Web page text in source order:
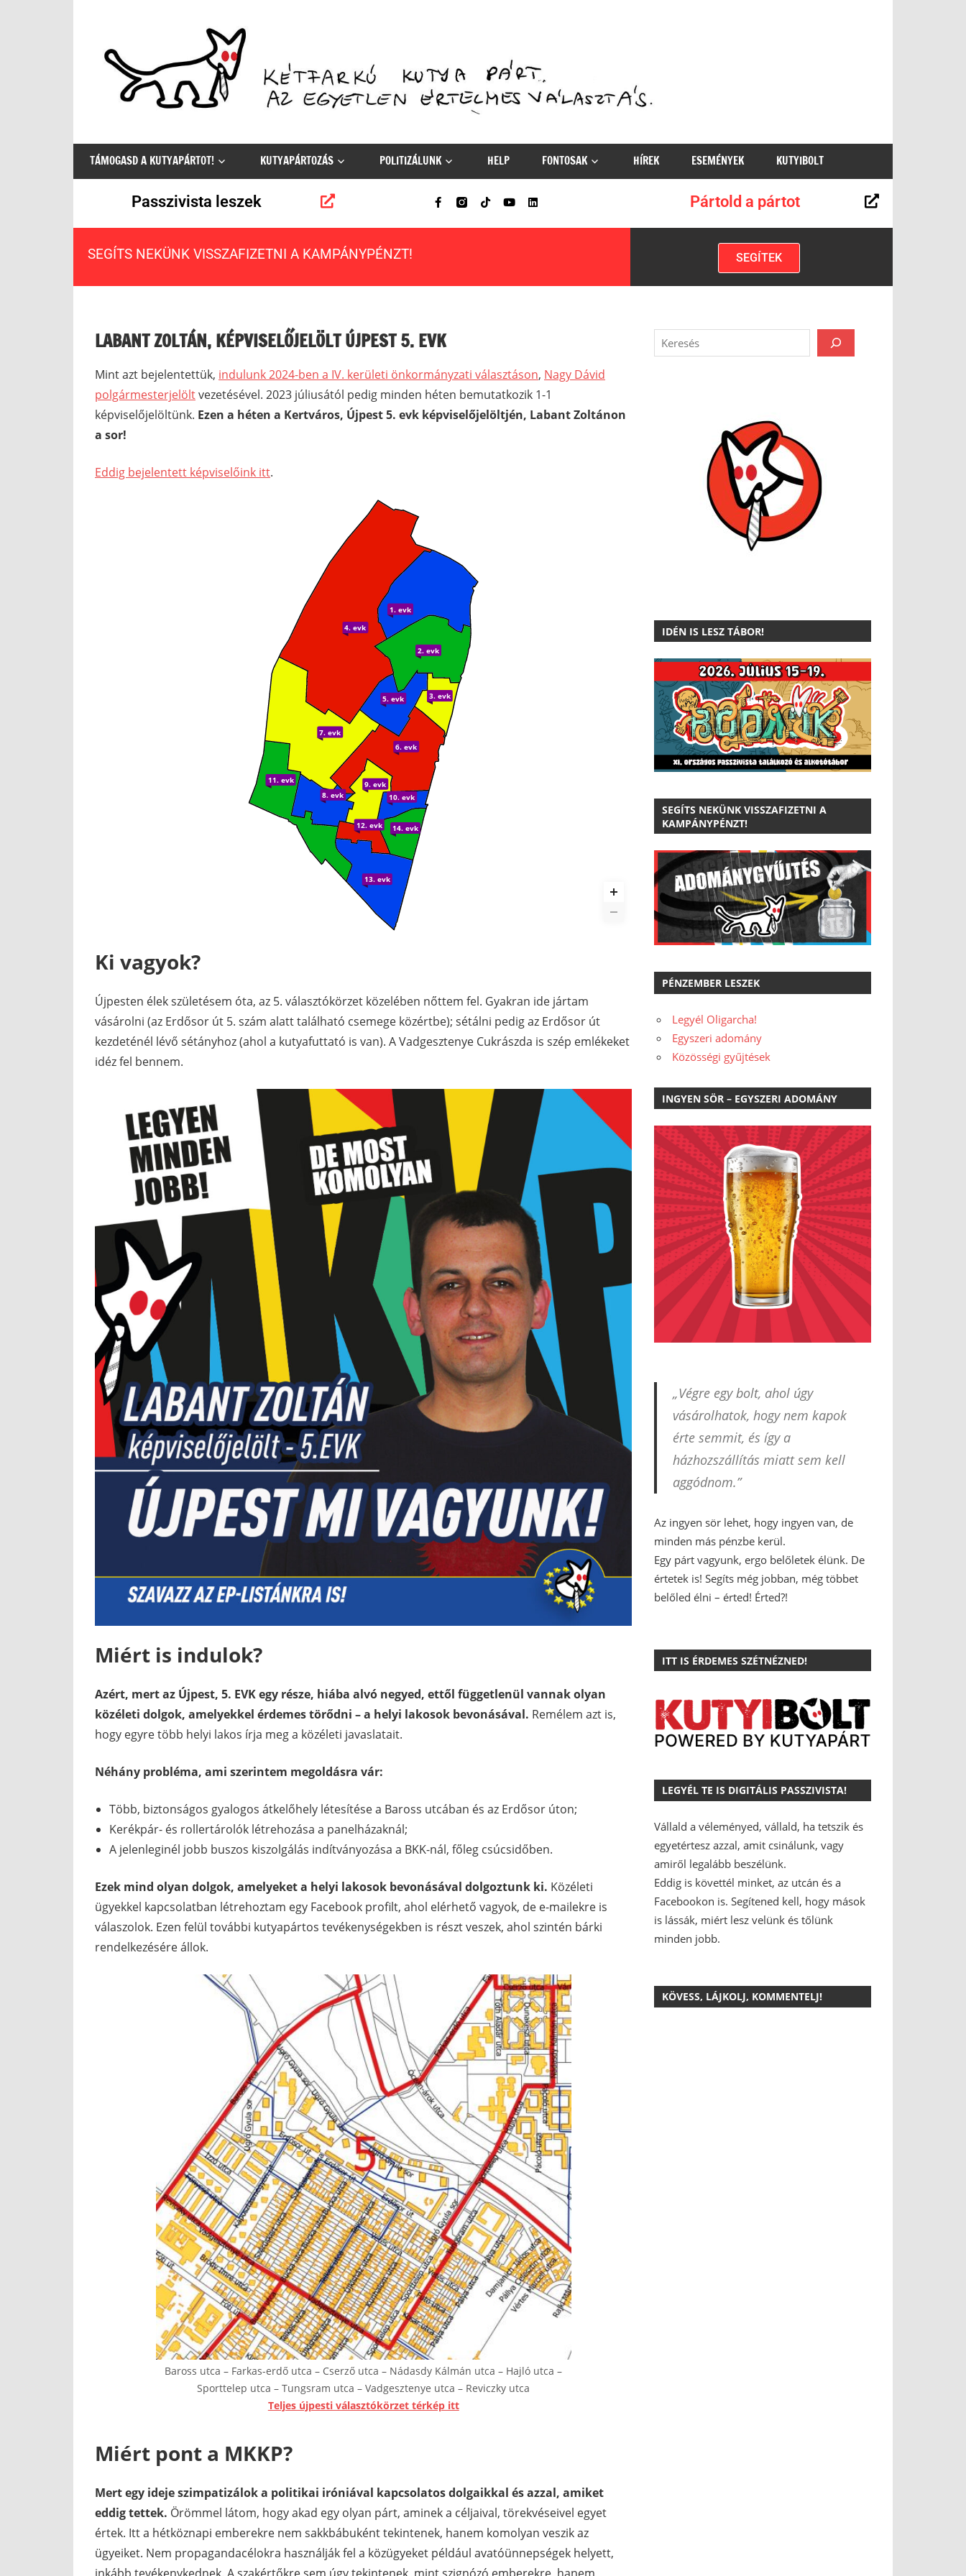
egyetlen
értelmes
választás
TÁMOGASD A KUTYAPÁRTOT! KUTYAPÁRTOZÁS POLITIZÁLUNK HELP FONTOSAK HÍREK ESEMÉNYEK KUTYIBOLT
Passzivista leszek Pártold a pártot
SEGÍTS NEKÜNK VISSZAFIZETNI A KAMPÁNYPÉNZT! SEGÍTEK
LABANT ZOLTÁN, KÉPVISELŐJELÖLT ÚJPEST 5. EVK
Mint azt bejelentettük, indulunk 2024-ben a IV. kerületi önkormányzati választáson, Nagy Dávid
polgármesterjelöltvezetésével. 2023 júliusától pedig minden héten bemutatkozik 1-1
képviselőjelöltünk. Ezen a héten a Kertváros, Újpest 5. evk képviselőjelöltjén, Labant Zoltánon
a sor!
Eddig bejelentett képviselőink itt.
4. evk
1. evk
2. evk
7. evk
5. evk 3. evk
6. evk
9. evk
11. evk
8. evk
10. evk
12. evk 14. evk
13. evk
Ki vagyok?
Újpesten élek születésem óta, az 5. választókörzet közelében nőttem fel. Gyakran ide jártam
vásárolni (az Erdősor út 5. szám alatt található csemege közértbe); sétálni pedig az Erdősor út
kezdeténél lévő sétányhoz (ahol a kutyafuttató is van). A Vadgesztenye Cukrászda is szép emlékeket
idéz fel bennem.
Miért is indulok?
Azért, mert az Újpest, 5. EVK egy része, hiába alvó negyed, ettől függetlenül vannak olyan
közéleti dolgok, amelyekkel érdemes törődni – a helyi lakosok bevonásával. Remélem azt is,
hogy egyre több helyi lakos írja meg a közéleti javaslatait.
Néhány probléma, ami szerintem megoldásra vár:
Több, biztonságos gyalogos átkelőhely létesítése a Baross utcában és az Erdősor úton;
Kerékpár- és rollertárolók létrehozása a panelházaknál;
A jelenleginél jobb buszos kiszolgálás indítványozása a BKK-nál, főleg csúcsidőben.
Ezek mind olyan dolgok, amelyeket a helyi lakosok bevonásával dolgoztunk ki. Közéleti
ügyekkel kapcsolatban létrehoztam egy Facebook profilt, ahol elérhető vagyok, de e-mailekre is
válaszolok. Ezen felül további kutyapártos tevékenységekben is részt veszek, ahol szintén bárki
rendelkezésére állok.
Baross utca – Farkas-erdő utca – Cserző utca – Nádasdy Kálmán utca – Hajló utca –
Sporttelep utca – Tungsram utca – Vadgesztenye utca – Reviczky utca
Teljes újpesti választókörzet térkép itt
Miért pont a MKKP?
Mert egy ideje szimpatizálok a politikai iróniával kapcsolatos dolgaikkal és azzal, amiket
eddig tettek. Örömmel látom, hogy akad egy olyan párt, aminek a céljaival, törekvéseivel egyet
értek. Itt a hétköznapi emberekre nem sakkbábuként tekintenek, hanem komolyan veszik az
ügyeiket. Nem propagandacélokra használják fel a közügyeket például avatóünnepségek helyett,
IDÉN IS LESZ TÁBOR!
SEGÍTS NEKÜNK VISSZAFIZETNI A
KAMPÁNYPÉNZT!
PÉNZEMBER LESZEK
Legyél Oligarcha!
Egyszeri adomány
Közösségi gyűjtések
INGYEN SÖR – EGYSZERI ADOMÁNY
„Végre egy bolt, ahol úgy
vásárolhatok, hogy nem kapok
érte semmit, és így a
házhozszállítás miatt sem kell
aggódnom.”
Az ingyen sör lehet, hogy ingyen van, de
minden más pénzbe kerül.
Egy párt vagyunk, ergo belőletek élünk. De
értetek is! Segíts még jobban, még többet
belőled élni – érted! Érted?!
ITT IS ÉRDEMES SZÉTNÉZNED!
LEGYÉL TE IS DIGITÁLIS PASSZIVISTA!
Vállald a véleményed, vállald, ha tetszik és
egyetértesz azzal, amit csinálunk, vagy
amiről legalább beszélünk.
Eddig is követtél minket, az utcán és a
Facebookon is. Segítened kell, hogy mások
is lássák, miért lesz velünk és tőlünk
minden jobb.
KÖVESS, LÁJKOLJ, KOMMENTELJ!